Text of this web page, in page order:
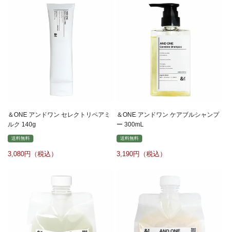
＆ONE アンドワン セレクトリペアミ
ルク 140g
送料無料
3,080
＆ONE アンドワン ケアブルシャンプ
ー 300mL
送料無料
3,190